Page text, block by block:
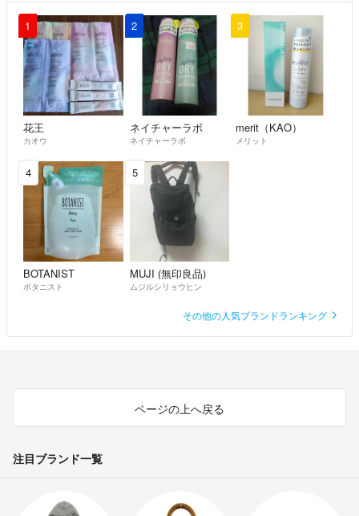
1
花王
カオウ
2
ネイチャーラボ
ネイチャーラボ
3
merit（KAO）
メリット
4
BOTANIST
ボタニスト
5
MUJI (無印良品)
ムジルシリョウヒン
その他の人気ブランドランキング
ページの上へ戻る
注目ブランド一覧